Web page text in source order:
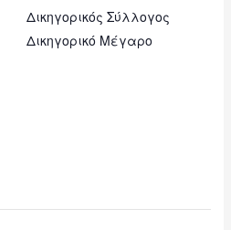
Δικηγορικός Σύλλογος
Δικηγορικό Μέγαρο